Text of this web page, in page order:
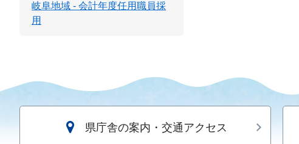
岐阜地域 - 会計年度任用職員採
用
県庁舎の案内・交通アクセス